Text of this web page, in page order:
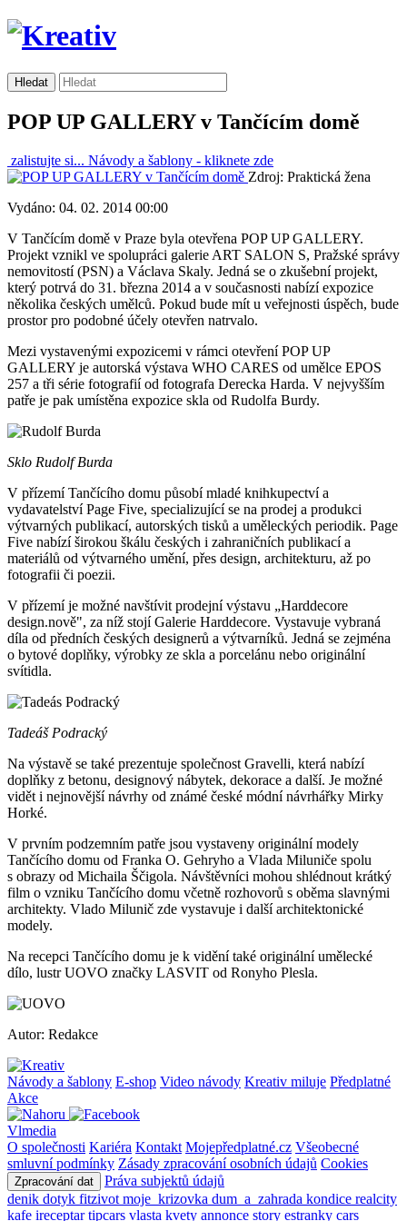
POP UP GALLERY v Tančícím domě
zalistujte si... Návody a šablony - kliknete zde
Zdroj: Praktická žena
Vydáno: 04. 02. 2014 00:00
V Tančícím domě v Praze byla otevřena POP UP GALLERY.
Projekt vznikl ve spolupráci galerie ART SALON S, Pražské správy
nemovitostí (PSN) a Václava Skaly. Jedná se o zkušební projekt,
který potrvá do 31. března 2014 a v současnosti nabízí expozice
několika českých umělců. Pokud bude mít u veřejnosti úspěch, bude
prostor pro podobné účely otevřen natrvalo.
Mezi vystavenými expozicemi v rámci otevření POP UP
GALLERY je autorská výstava WHO CARES od umělce EPOS
257 a tři série fotografií od fotografa Derecka Harda. V nejvyšším
patře je pak umístěna expozice skla od Rudolfa Burdy.
Sklo Rudolf Burda
V přízemí Tančícího domu působí mladé knihkupectví a
vydavatelství Page Five, specializující se na prodej a produkci
výtvarných publikací, autorských tisků a uměleckých periodik. Page
Five nabízí širokou škálu českých i zahraničních publikací a
materiálů od výtvarného umění, přes design, architekturu, až po
fotografii či poezii.
V přízemí je možné navštívit prodejní výstavu „Harddecore
design.nově", za níž stojí Galerie Harddecore. Vystavuje vybraná
díla od předních českých designerů a výtvarníků. Jedná se zejména
o bytové doplňky, výrobky ze skla a porcelánu nebo originální
svítidla.
Tadeáš Podracký
Na výstavě se také prezentuje společnost Gravelli, která nabízí
doplňky z betonu, designový nábytek, dekorace a další. Je možné
vidět i nejnovější návrhy od známé české módní návrhářky Mirky
Horké.
V prvním podzemním patře jsou vystaveny originální modely
Tančícího domu od Franka O. Gehryho a Vlada Miluniče spolu
s obrazy od Michaila Ščigola. Návštěvníci mohou shlédnout krátký
film o vzniku Tančícího domu včetně rozhovorů s oběma slavnými
architekty. Vlado Milunič zde vystavuje i další architektonické
modely.
Na recepci Tančícího domu je k vidění také originální umělecké
dílo, lustr UOVO značky LASVIT od Ronyho Plesla.
Autor: Redakce
Návody a šablony E-shop Video návody Kreativ miluje Předplatné
Akce
Vlmedia
O společnosti Kariéra Kontakt Mojepředplatné.cz Všeobecné
smluvní podmínky Zásady zpracování osobních údajů Cookies
Zpracování dat
Práva subjektů údajů
denik dotyk fitzivot moje_krizovka dum_a_zahrada kondice realcity
kafe ireceptartipcars vlasta kvety annonce story estranky cars